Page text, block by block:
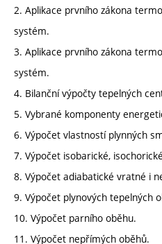
2. Aplikace prvního zákona
systém.
3. Aplikace prvního zákona
systém.
4. Bilanční výpočty tepelných
5. Vybrané komponenty
6. Výpočet vlastností plynných
7. Výpočet isobarické,
8. Výpočet adiabatické vratné i
9. Výpočet plynových tepelných
10. Výpočet parního oběhu.
11. Výpočet nepřímých oběhů.